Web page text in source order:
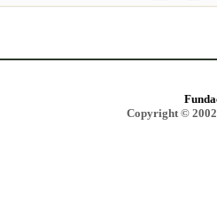
Copyright ©